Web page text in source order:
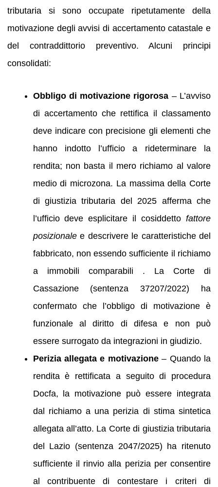
tributaria si sono occupate ripetutamente della
motivazione degli avvisi di accertamento catastale e
del contraddittorio preventivo. Alcuni principi
consolidati:
Obbligo di motivazione rigorosa – L’avviso
di accertamento che rettifica il classamento
deve indicare con precisione gli elementi che
hanno indotto l’ufficio a rideterminare la
rendita; non basta il mero richiamo al valore
medio di microzona. La massima della Corte
di giustizia tributaria del 2025 afferma che
l’ufficio deve esplicitare il cosiddetto fattore
posizionalee descrivere le caratteristiche del
fabbricato, non essendo sufficiente il richiamo
a immobili comparabili . La Corte di
Cassazione (sentenza 37207/2022) ha
confermato che l’obbligo di motivazione è
funzionale al diritto di difesa e non può
essere surrogato da integrazioni in giudizio.
Perizia allegata e motivazione– Quando la
rendita è rettificata a seguito di procedura
Docfa, la motivazione può essere integrata
dal richiamo a una perizia di stima sintetica
allegata all’atto. La Corte di giustizia tributaria
del Lazio (sentenza 2047/2025) ha ritenuto
sufficiente il rinvio alla perizia per consentire
al contribuente di contestare i criteri di